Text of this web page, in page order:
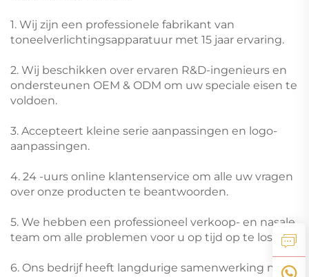
1. Wij zijn een professionele fabrikant van
toneelverlichtingsapparatuur met 15 jaar ervaring.
2. Wij beschikken over ervaren R&D-ingenieurs en
ondersteunen OEM & ODM om uw speciale eisen te
voldoen.
3. Accepteert kleine serie aanpassingen en logo-
aanpassingen.
4. 24 -uurs online klantenservice om alle uw vragen
over onze producten te beantwoorden.
5. We hebben een professioneel verkoop- en nasale
team om alle problemen voor u op tijd op te lossen.
6. Ons bedrijf heeft langdurige samenwerking met